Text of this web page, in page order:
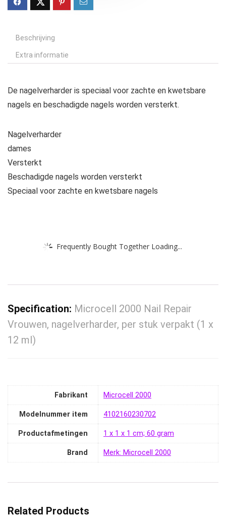
Beschrijving
Extra informatie
De nagelverharder is speciaal voor zachte en kwetsbare
nagels en beschadigde nagels worden versterkt.
Nagelverharder
dames
Versterkt
Beschadigde nagels worden versterkt
Speciaal voor zachte en kwetsbare nagels
Frequently Bought Together Loading...
Specification: Microcell 2000 Nail Repair
Vrouwen, nagelverharder, per stuk verpakt (1 x
12 ml)
Fabrikant ‎Microcell 2000
Modelnummer item ‎4102160230702
Productafmetingen ‎1 x 1 x 1 cm; 60 gram
Brand Merk: Microcell 2000
Related Products